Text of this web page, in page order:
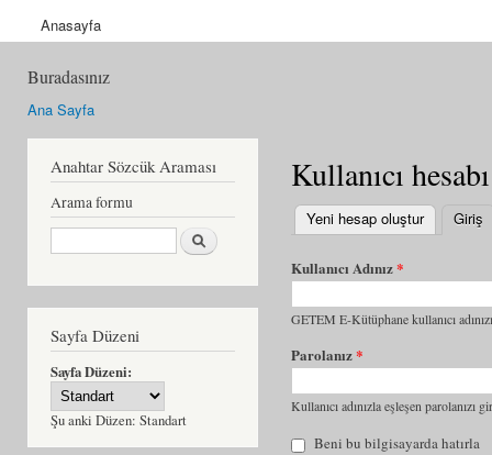
Anasayfa
Buradasınız
Ana Sayfa
Anahtar Sözcük Araması
Arama formu
Ara
Sayfa Düzeni
Sayfa Düzeni:
Şu anki Düzen: Standart
Kullanıcı hesabı
Yeni hesap oluştur Giriş
Kullanıcı Adınız*
GETEM E-Kütüphane kullanıcı
Parolanız*
Kullanıcı adınızla eşleşen parolanızı
Beni bu bilgisayarda hatırla